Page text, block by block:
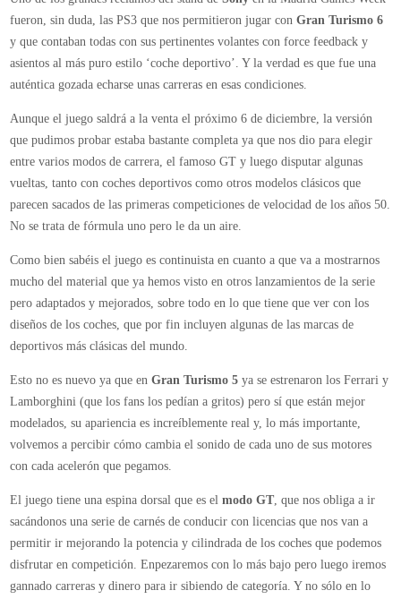
de
Gran
Turismo
6
para
PS3
fueron, sin duda, las PS3 que nos permitieron jugar conGran Turismo 6
y que contaban todas con sus pertinentes volantes con force feedback y
asientos al más puro estilo ‘coche deportivo’. Y la verdad es que fue una
auténtica gozada echarse unas carreras en esas condiciones.
Aunque el juego saldrá a la venta el próximo 6 de diciembre, la versión
que pudimos probar estaba bastante completa ya que nos dio para elegir
entre varios modos de carrera, el famoso GT y luego disputar algunas
vueltas, tanto con coches deportivos como otros modelos clásicos que
parecen sacados de las primeras competiciones de velocidad de los años 50.
No se trata de fórmula uno pero le da un aire.
Como bien sabéis el juego es continuista en cuanto a que va a mostrarnos
mucho del material que ya hemos visto en otros lanzamientos de la serie
pero adaptados y mejorados, sobre todo en lo que tiene que ver con los
diseños de los coches, que por fin incluyen algunas de las marcas de
deportivos más clásicas del mundo.
Esto no es nuevo ya que enGran Turismo 5 ya se estrenaron los Ferrari y
Lamborghini (que los fans los pedían a gritos) pero sí que están mejor
modelados, su apariencia es increíblemente real y, lo más importante,
volvemos a percibir cómo cambia el sonido de cada uno de sus motores
con cada acelerón que pegamos.
El juego tiene una espina dorsal que es elmodo GT , que nos obliga a ir
sacándonos una serie de carnés de conducir con licencias que nos van a
permitir ir mejorando la potencia y cilindrada de los coches que podemos
disfrutar en competición. Enpezaremos con lo más bajo pero luego iremos
gannado carreras y dinero para ir sibiendo de categoría. Y no sólo en lo